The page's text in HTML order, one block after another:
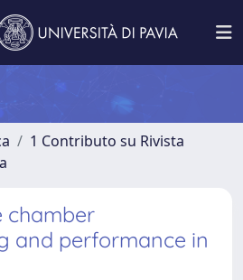
1 Contributo su Rivista
chamber
and performance in